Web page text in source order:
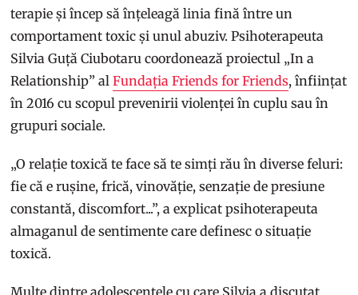
terapie și încep să înțeleagă linia fină între un
comportament toxic și unul abuziv. Psihoterapeuta
Silvia Guță Ciubotaru coordonează proiectul „In a
Relationship” alFundația Friends for Friends, înființat
în 2016 cu scopul prevenirii violenței în cuplu sau în
grupuri sociale.
„O relație toxică te face să te simți rău în diverse feluri:
fie că e rușine, frică, vinovăție, senzație de presiune
constantă, discomfort...”, a explicat psihoterapeuta
almaganul de sentimente care definesc o situație
toxică.
Multe dintre adolescentele cu care Silvia a discutat,